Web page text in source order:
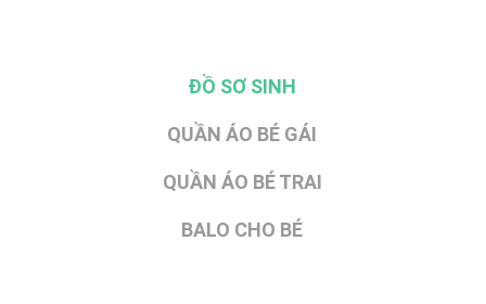
ĐỒ SƠ SINH
QUẦN ÁO BÉ GÁI
QUẦN ÁO BÉ TRAI
BALO CHO BÉ